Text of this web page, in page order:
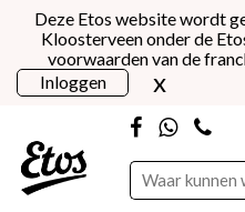
Deze Etos website wordt
Kloosterveen onder de
voorwaarden van de
Inloggen
x